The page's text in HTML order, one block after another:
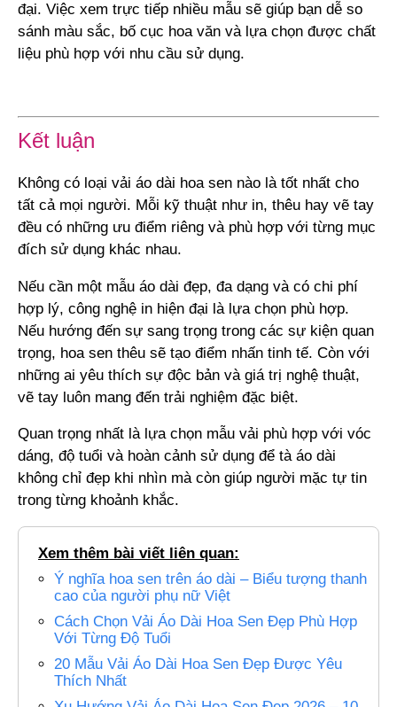
đại. Việc xem trực tiếp nhiều mẫu sẽ giúp bạn dễ so
sánh màu sắc, bố cục hoa văn và lựa chọn được chất
liệu phù hợp với nhu cầu sử dụng.
Kết luận
Không có loại vải áo dài hoa sen nào là tốt nhất cho
tất cả mọi người. Mỗi kỹ thuật như in, thêu hay vẽ tay
đều có những ưu điểm riêng và phù hợp với từng mục
đích sử dụng khác nhau.
Nếu cần một mẫu áo dài đẹp, đa dạng và có chi phí
hợp lý, công nghệ in hiện đại là lựa chọn phù hợp.
Nếu hướng đến sự sang trọng trong các sự kiện quan
trọng, hoa sen thêu sẽ tạo điểm nhấn tinh tế. Còn với
những ai yêu thích sự độc bản và giá trị nghệ thuật,
vẽ tay luôn mang đến trải nghiệm đặc biệt.
Quan trọng nhất là lựa chọn mẫu vải phù hợp với vóc
dáng, độ tuổi và hoàn cảnh sử dụng để tà áo dài
không chỉ đẹp khi nhìn mà còn giúp người mặc tự tin
trong từng khoảnh khắc.
Xem thêm bài viết liên quan:
Ý nghĩa hoa sen trên áo dài – Biểu tượng thanh
cao của người phụ nữ Việt
Cách Chọn Vải Áo Dài Hoa Sen Đẹp Phù Hợp
Với Từng Độ Tuổi
20 Mẫu Vải Áo Dài Hoa Sen Đẹp Được Yêu
Thích Nhất